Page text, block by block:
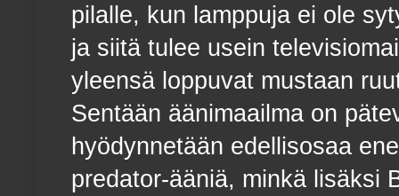
pilalle, kun lamppuja ei ole
ja siitä tulee usein
yleensä loppuvat mustaan
Sentään äänimaailma on
hyödynnetään edellisosaa
predator-ääniä, minkä lisäksi